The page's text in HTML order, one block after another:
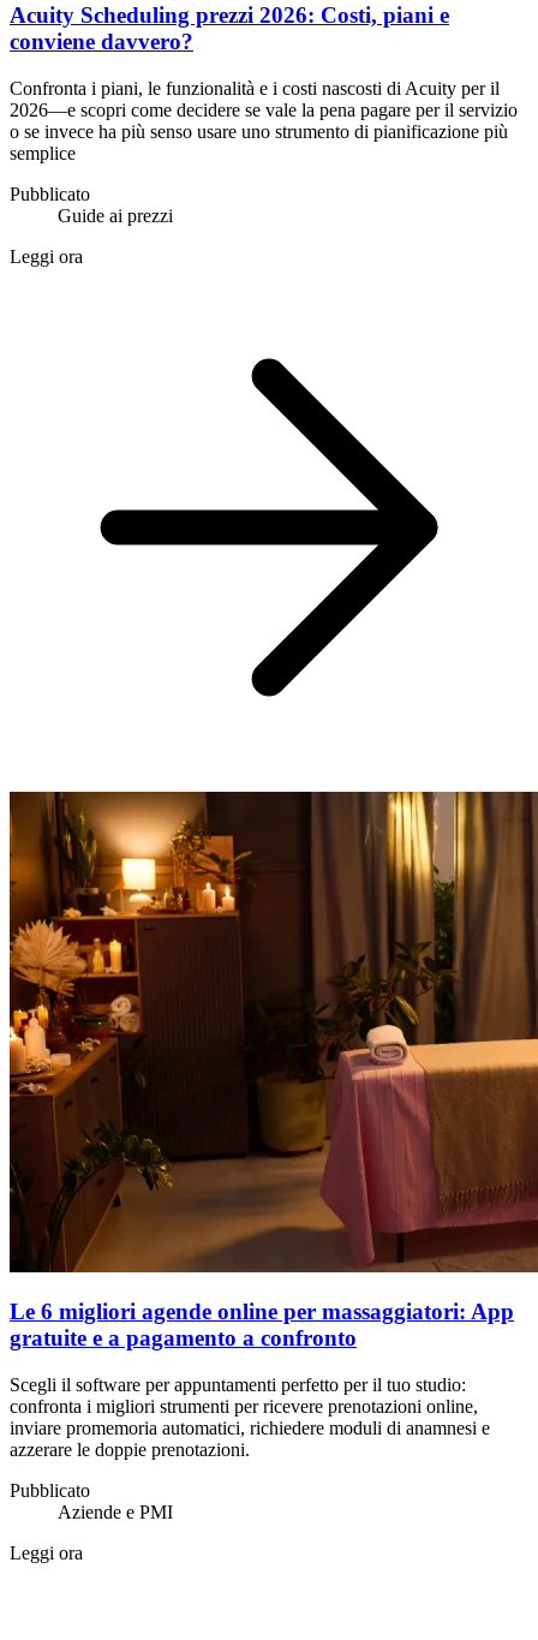
Acuity Scheduling prezzi 2026: Costi, piani e
conviene davvero?
Confronta i piani, le funzionalità e i costi nascosti di Acuity per il
2026—e scopri come decidere se vale la pena pagare per il servizio
o se invece ha più senso usare uno strumento di pianificazione più
semplice
Pubblicato
Guide ai prezzi
Leggi ora
Le 6 migliori agende online per massaggiatori: App
gratuite e a pagamento a confronto
Scegli il software per appuntamenti perfetto per il tuo studio:
confronta i migliori strumenti per ricevere prenotazioni online,
inviare promemoria automatici, richiedere moduli di anamnesi e
azzerare le doppie prenotazioni.
Pubblicato
Aziende e PMI
Leggi ora